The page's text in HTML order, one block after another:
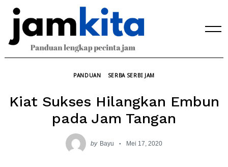
Skip
content
PANDUAN SERBA SERBI JAM
Kiat Sukses Hilangkan Embun
pada Jam Tangan
by Bayu Mei 17, 2020